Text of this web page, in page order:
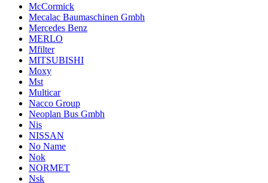
McCormick
Mecalac Baumaschinen Gmbh
Mercedes Benz
MERLO
Mfilter
MITSUBISHI
Moxy
Mst
Multicar
Nacco Group
Neoplan Bus Gmbh
Nis
NISSAN
No Name
Nok
NORMET
Nsk